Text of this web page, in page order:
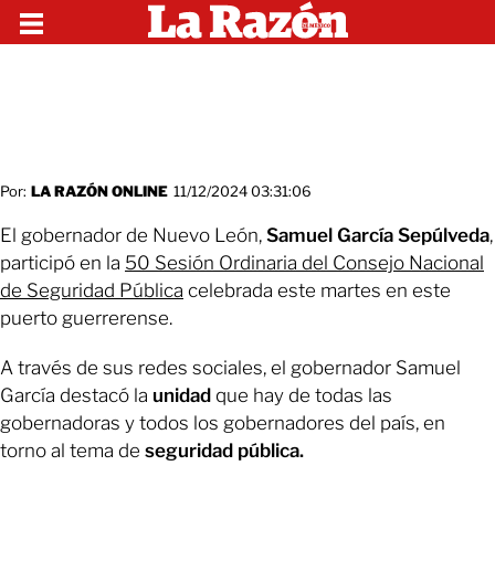
Por: LA RAZÓN ONLINE 11/12/2024 03:31:06
El gobernador de Nuevo León, Samuel García Sepúlveda,
participó en la 50 Sesión Ordinaria del Consejo Nacional
de Seguridad Pública celebrada este martes en este
puerto guerrerense.
A través de sus redes sociales, el gobernador Samuel
García destacó la unidad que hay de todas las
gobernadoras y todos los gobernadores del país, en
torno al tema de seguridad pública.